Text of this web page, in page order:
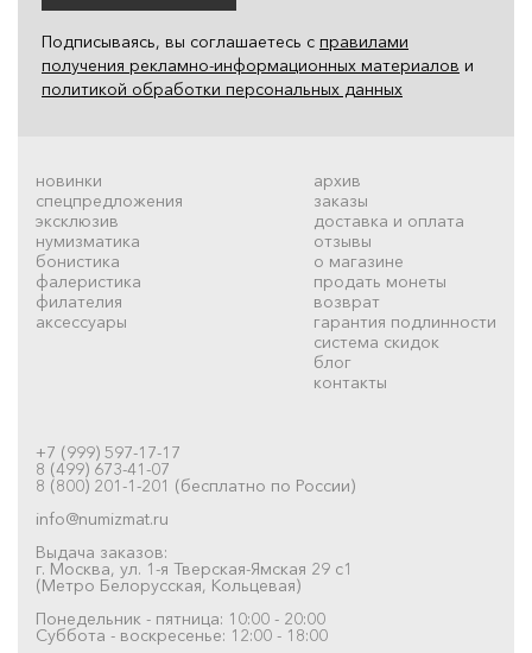
Подписываясь, вы соглашаетесь с правилами
получения рекламно-информационных материалов и
политикой обработки персональных данных
новинки
спецпредложения
эксклюзив
нумизматика
бонистика
фалеристика
филателия
аксессуары
архив
заказы
доставка и оплата
отзывы
о магазине
продать монеты
возврат
гарантия подлинности
система скидок
блог
контакты
+7 (999) 597-17-17
8 (499) 673-41-07
8 (800) 201-1-201 (бесплатно по России)
info@numizmat.ru
Выдача заказов:
г. Москва, ул. 1-я Тверская-Ямская 29 с1
(Метро Белорусская, Кольцевая)
Понедельник - пятница: 10:00 - 20:00
Суббота - воскресенье: 12:00 - 18:00